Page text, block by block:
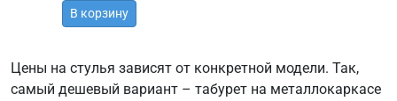
В корзину
Цены на стулья зависят от конкретной модели. Так,
самый дешевый вариант – табурет на металлокаркасе